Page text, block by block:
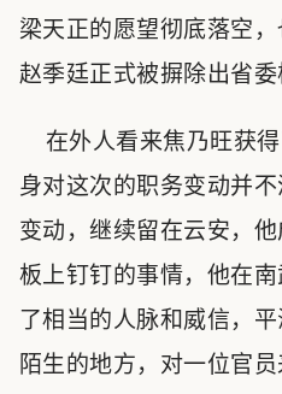
梁天正的愿望彻底落空
赵季廷正式被摒除出省委
在外人看来焦乃旺获
身对这次的职务变动并
变动，继续留在云安，
板上钉钉的事情，他在
了相当的人脉和威信，
陌生的地方，对一位官